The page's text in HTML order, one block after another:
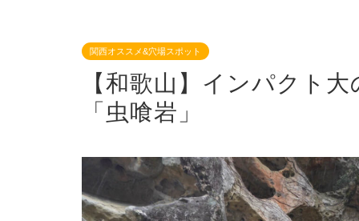
関西オススメ&穴場スポット
【和歌山】インパクト
「虫喰岩」